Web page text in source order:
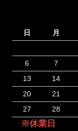
日 月
6
7
13
14
20
21
27
28
※休業日